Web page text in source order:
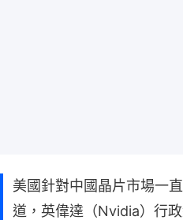
美國針對中國晶片市場一
道，英偉達（Nvidia）行